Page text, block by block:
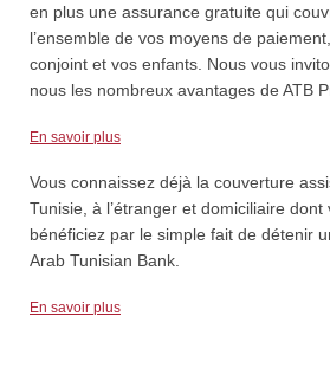
en plus une assurance gratuite qui
l’ensemble de vos moyens de
conjoint et vos enfants. Nous vous
nous les nombreux avantages de ATB
En savoir plus
Vous connaissez déjà la couverture
Tunisie, à l’étranger et domiciliaire
bénéficiez par le simple fait de détenir
Arab Tunisian Bank.
En savoir plus